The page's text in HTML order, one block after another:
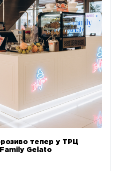
тепер у ТРЦ
Gelato